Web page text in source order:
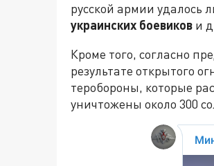
русской армии удалось
украинских боевиков и
Кроме того, согласно
результате открытого
теробороны, которые
уничтожены около 300